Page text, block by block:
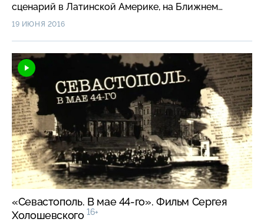
сценарий в Латинской Америке, на Ближнем
Востоке, в Юго-Восточной Азии, на постсоветском
формально независимую страну в зависимый
придаток. Соглашаясь на финансовую помощь США,
правительства незаметно для себя оказывались в
беспросветном долговом рабстве. При этом Джон
Перкинс уверяет: «экономические убийцы»
существуют по сей день и сейчас они сильны, как
никогда…
19 ИЮНЯ 2016
«Севастополь. В мае 44-го». Фильм Сергея
Холошевского 16+